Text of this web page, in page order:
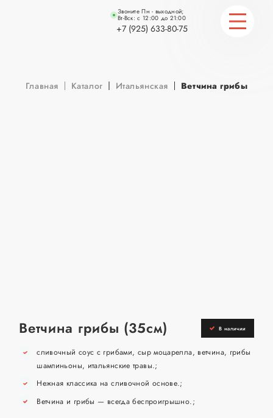
Звоните Пн - выходной;
Вт-Вск: с 12:00 до 21:00
+7 (925) 633-80-75
Главная Каталог Итальянская Ветчина грибы
В наличии
Ветчина грибы (35см)
сливочный соус с грибами, сыр моцарелла, ветчина, грибы
шампиньоны, итальянские травы.;
Нежная классика на сливочной основе.;
Ветчина и грибы — всегда беспроигрышно.;